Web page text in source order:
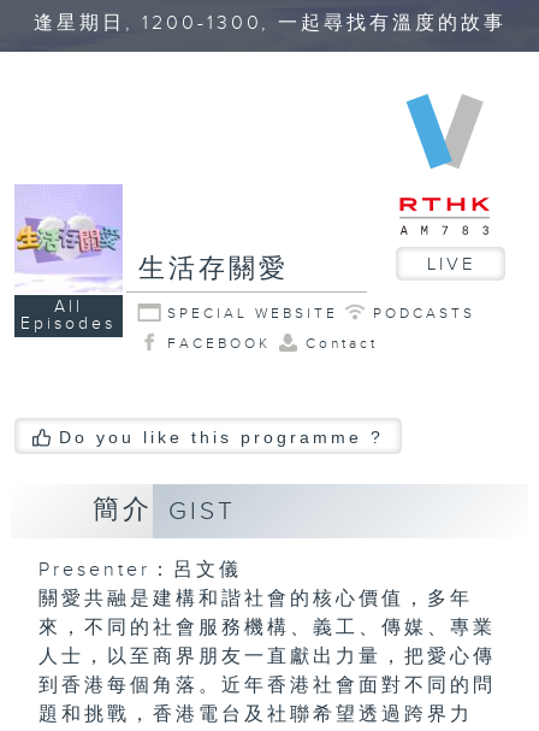
逢星期日, 1200-1300, 一起尋找有溫度的故事
All
Episodes
生活存關愛 LIVE
SPECIAL WEBSITE
PODCASTS
FACEBOOK
Contact
Do you like this programme ?
簡介 GIST
Presenter：呂文儀
關愛共融是建構和諧社會的核心價值，多年
來，不同的社會服務機構、義工、傳媒、專業
人士，以至商界朋友一直獻出力量，把愛心傳
到香港每個角落。近年香港社會面對不同的問
題和挑戰，香港電台及社聯希望透過跨界力